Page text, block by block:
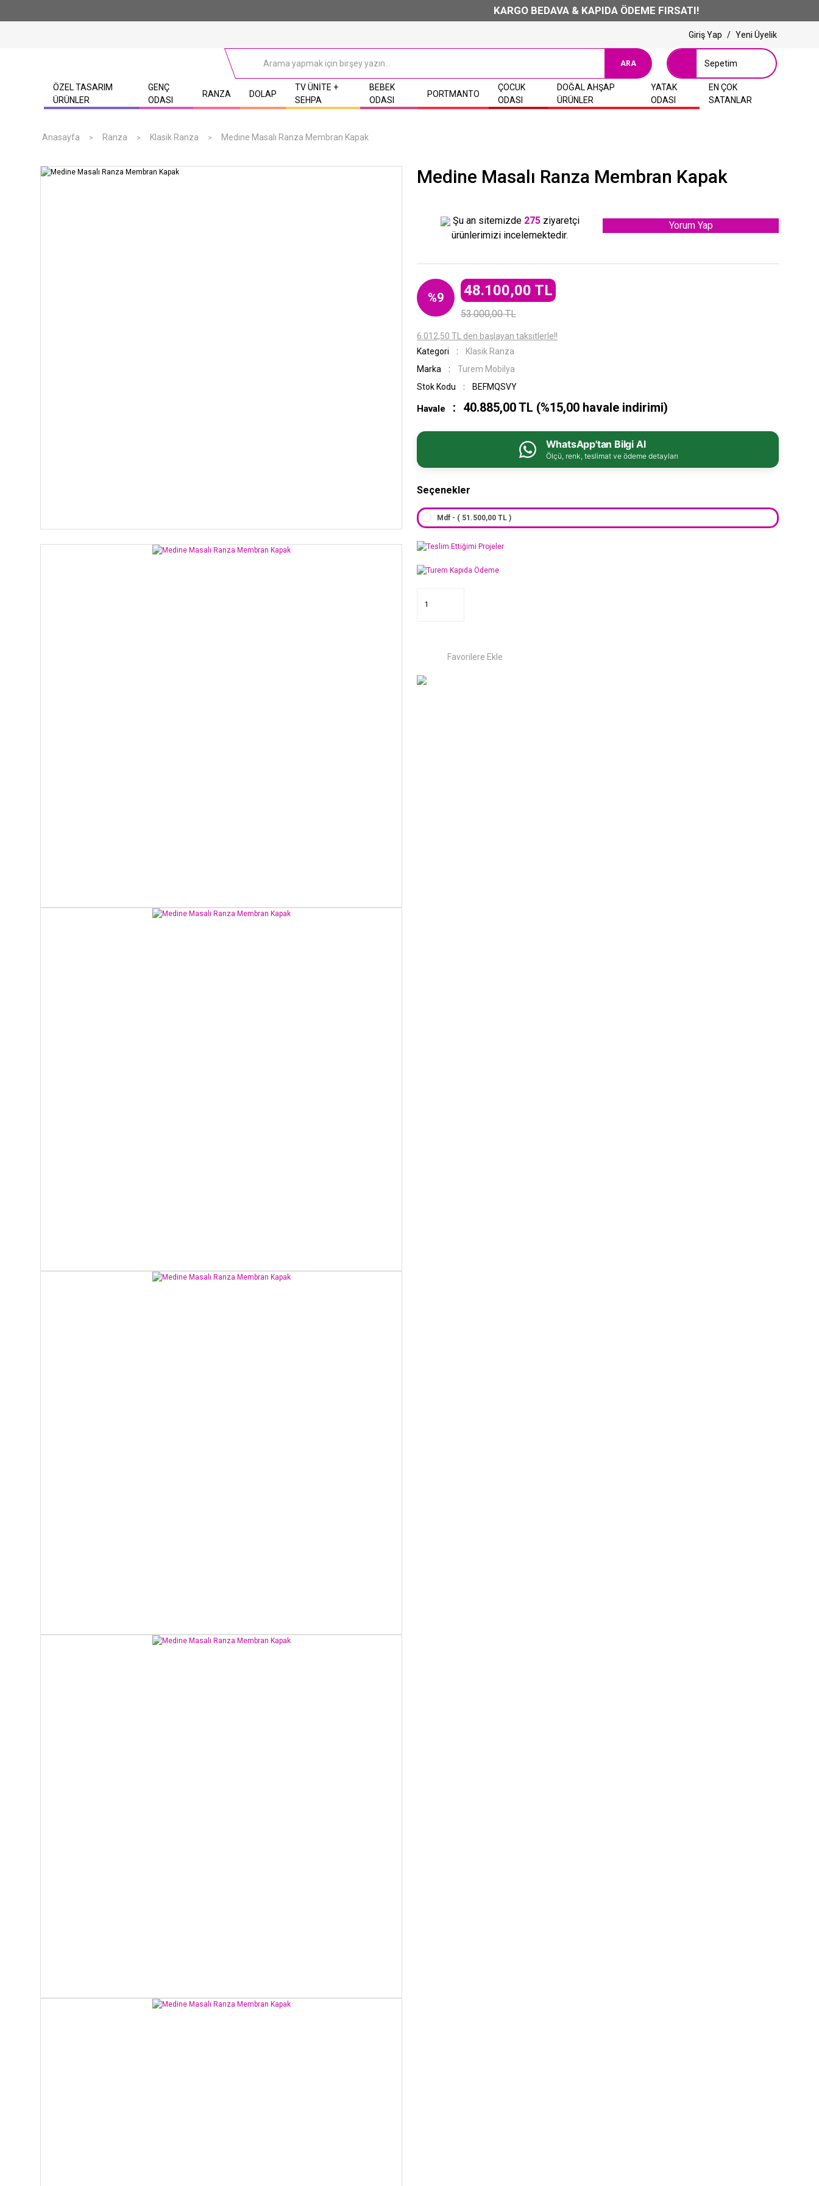
KARGO BEDAVA & KAPIDA ÖDEME FIRSATI!
Giriş Yap / Yeni Üyelik
ARA Sepetim
ÖZEL TASARIM
ÜRÜNLER
GENÇ
ODASI
RANZA DOLAP
TV ÜNITE +
SEHPA
BEBEK
ODASI
PORTMANTO
ÇOCUK
ODASI
DOĞAL AHŞAP
ÜRÜNLER
YATAK
ODASI
EN ÇOK
SATANLAR
Anasayfa Ranza Klasik Ranza Medine Masalı Ranza Membran Kapak
Medine Masalı Ranza Membran Kapak
Şu an sitemizde 275 ziyaretçi
ürünlerimizi incelemektedir.
Yorum Yap
%9 48.100,00 TL
53.000,00 TL
6.012,50 TL den başlayan taksitlerle!!
Kategori
Klasik Ranza
Marka
Turem Mobilya
Stok Kodu
BEFMQSVY
Havale 40.885,00 TL (%15,00 havale indirimi)
WhatsApp'tan Bilgi Al
Ölçü, renk, teslimat ve ödeme detayları
Seçenekler
Mdf - ( 51.500,00 TL )